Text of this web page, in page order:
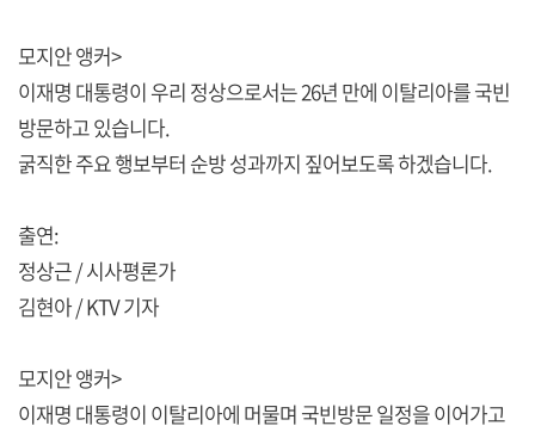
모지안 앵커>
이재명 대통령이 우리 정상으로서는 26년 만에 이탈리아를 국빈
방문하고 있습니다.
굵직한 주요 행보부터 순방 성과까지 짚어보도록 하겠습니다.
출연:
정상근 / 시사평론가
김현아 / KTV 기자
모지안 앵커>
이재명 대통령이 이탈리아에 머물며 국빈방문 일정을 이어가고